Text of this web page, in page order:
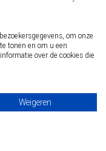
om onze
tonen en om u een
over de cookies die
Weigeren